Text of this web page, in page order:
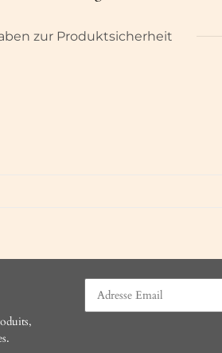
zur Produktsicherheit
.